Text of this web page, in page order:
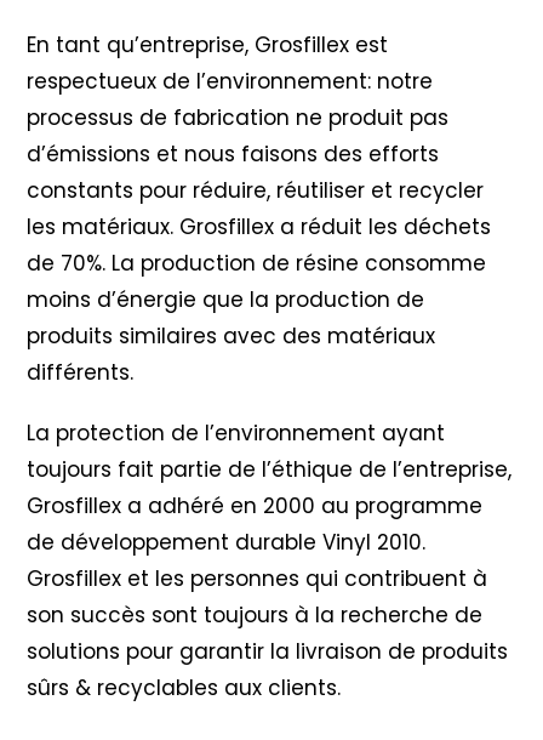
En tant qu’entreprise, Grosfillex est
respectueux de l’environnement: notre
processus de fabrication ne produit pas
d’émissions et nous faisons des efforts
constants pour réduire, réutiliser et recycler
les matériaux. Grosfillex a réduit les déchets
de 70%. La production de résine consomme
moins d’énergie que la production de
produits similaires avec des matériaux
différents.
La protection de l’environnement ayant
toujours fait partie de l’éthique de l’entreprise,
Grosfillex a adhéré en 2000 au programme
de développement durable Vinyl 2010.
Grosfillex et les personnes qui contribuent à
son succès sont toujours à la recherche de
solutions pour garantir la livraison de produits
sûrs & recyclables aux clients.